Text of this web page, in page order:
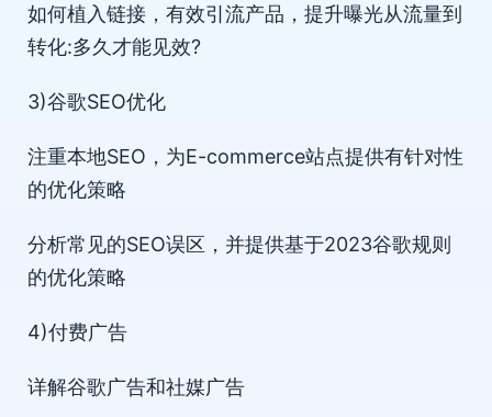
如何植入链接，有效引流产品，提升曝光从流量到
转化:多久才能见效?
3)谷歌SEO优化
注重本地SEO，为E-commerce站点提供有针对性
的优化策略
分析常见的SEO误区，并提供基于2023谷歌规则
的优化策略
4)付费广告
详解谷歌广告和社媒广告